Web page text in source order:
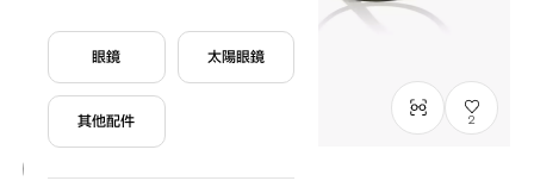
眼鏡 太陽眼鏡
其他配件 2